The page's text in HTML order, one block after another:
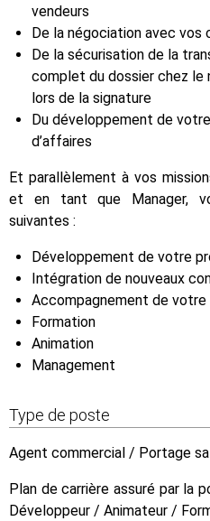
vendeurs
De la négociation avec vos
De la sécurisation de la
complet du dossier chez
lors de la signature
Du développement de
d’affaires
Et parallèlement à vos
et en tant que Manager,
suivantes :
Développement de votre
Intégration de nouveaux
Accompagnement de votre
Formation
Animation
Management
Type de poste
Agent commercial / Portage
Plan de carrière assuré par la
Développeur / Animateur /